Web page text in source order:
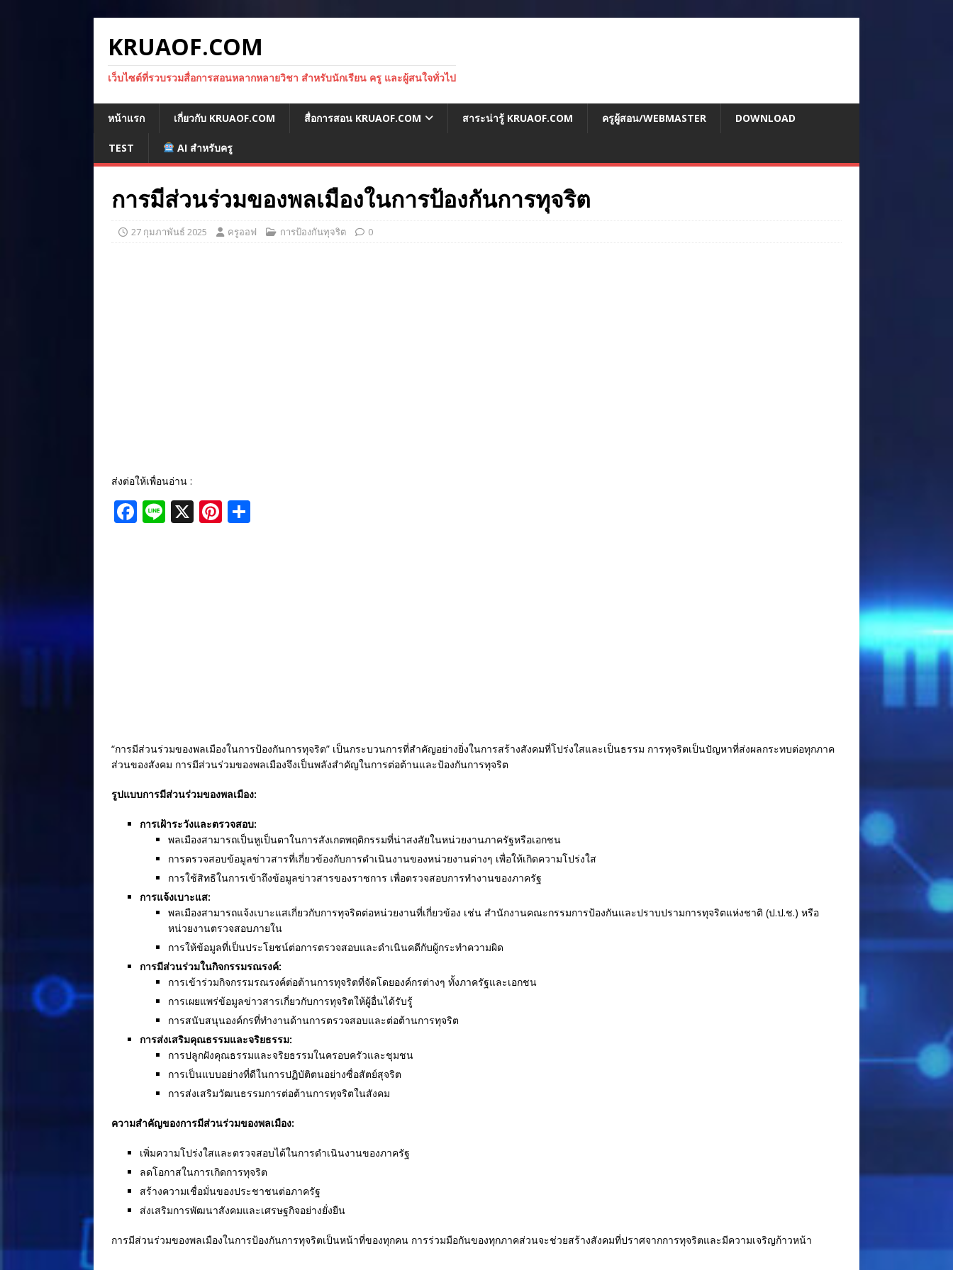
KRUAOF.COM
เว็บไซต์ที่รวบรวมสื่อการสอนหลากหลายวิชา สำหรับนักเรียน ครู และผู้สนใจทั่วไป
หน้าแรก เกี่ยวกับ KRUAOF.COM สื่อการสอน KRUAOF.COM สาระน่ารู้ KRUAOF.COM ครูผู้สอน/WEBMASTER DOWNLOAD
TEST AI สำหรับครู
การมีส่วนร่วมของพลเมืองในการป้องกันการทุจริต
27 กุมภาพันธ์ 2025 ครูออฟ การป้องกันทุจริต 0
ส่งต่อให้เพื่อนอ่าน :
F Li X Pi
“การมีส่วนร่วมของพลเมืองในการป้องกันการทุจริต” เป็นกระบวนการที่สำคัญอย่างยิ่งในการสร้างสังคมที่โปร่งใสและเป็นธรรม การทุจริตเป็นปัญหาที่ส่งผลกระทบต่อทุกภาค
ส่วนของสังคม การมีส่วนร่วมของพลเมืองจึงเป็นพลังสำคัญในการต่อต้านและป้องกันการทุจริต
รูปแบบการมีส่วนร่วมของพลเมือง:
การเฝ้าระวังและตรวจสอบ:
พลเมืองสามารถเป็นหูเป็นตาในการสังเกตพฤติกรรมที่น่าสงสัยในหน่วยงานภาครัฐหรือเอกชน
การตรวจสอบข้อมูลข่าวสารที่เกี่ยวข้องกับการดำเนินงานของหน่วยงานต่างๆ เพื่อให้เกิดความโปร่งใส
การใช้สิทธิในการเข้าถึงข้อมูลข่าวสารของราชการ เพื่อตรวจสอบการทำงานของภาครัฐ
การแจ้งเบาะแส:
พลเมืองสามารถแจ้งเบาะแสเกี่ยวกับการทุจริตต่อหน่วยงานที่เกี่ยวข้อง เช่น สำนักงานคณะกรรมการป้องกันและปราบปรามการทุจริตแห่งชาติ (ป.ป.ช.) หรือ
หน่วยงานตรวจสอบภายใน
การให้ข้อมูลที่เป็นประโยชน์ต่อการตรวจสอบและดำเนินคดีกับผู้กระทำความผิด
การมีส่วนร่วมในกิจกรรมรณรงค์:
การเข้าร่วมกิจกรรมรณรงค์ต่อต้านการทุจริตที่จัดโดยองค์กรต่างๆ ทั้งภาครัฐและเอกชน
การเผยแพร่ข้อมูลข่าวสารเกี่ยวกับการทุจริตให้ผู้อื่นได้รับรู้
การสนับสนุนองค์กรที่ทำงานด้านการตรวจสอบและต่อต้านการทุจริต
การส่งเสริมคุณธรรมและจริยธรรม:
การปลูกฝังคุณธรรมและจริยธรรมในครอบครัวและชุมชน
การเป็นแบบอย่างที่ดีในการปฏิบัติตนอย่างซื่อสัตย์สุจริต
การส่งเสริมวัฒนธรรมการต่อต้านการทุจริตในสังคม
ความสำคัญของการมีส่วนร่วมของพลเมือง:
เพิ่มความโปร่งใสและตรวจสอบได้ในการดำเนินงานของภาครัฐ
ลดโอกาสในการเกิดการทุจริต
สร้างความเชื่อมั่นของประชาชนต่อภาครัฐ
ส่งเสริมการพัฒนาสังคมและเศรษฐกิจอย่างยั่งยืน
การมีส่วนร่วมของพลเมืองในการป้องกันการทุจริตเป็นหน้าที่ของทุกคน การร่วมมือกันของทุกภาคส่วนจะช่วยสร้างสังคมที่ปราศจากการทุจริตและมีความเจริญก้าวหน้า